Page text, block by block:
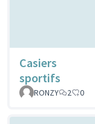
Casiers
sportifs
RONZY
2 0